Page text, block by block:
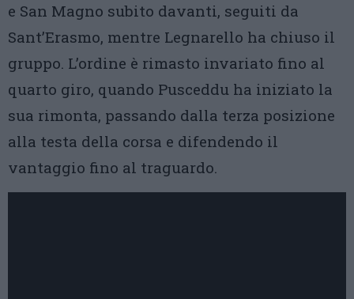
e San Magno subito davanti, seguiti da
Sant’Erasmo, mentre Legnarello ha chiuso il
gruppo. L’ordine è rimasto invariato fino al
quarto giro, quando Pusceddu ha iniziato la
sua rimonta, passando dalla terza posizione
alla testa della corsa e difendendo il
vantaggio fino al traguardo.